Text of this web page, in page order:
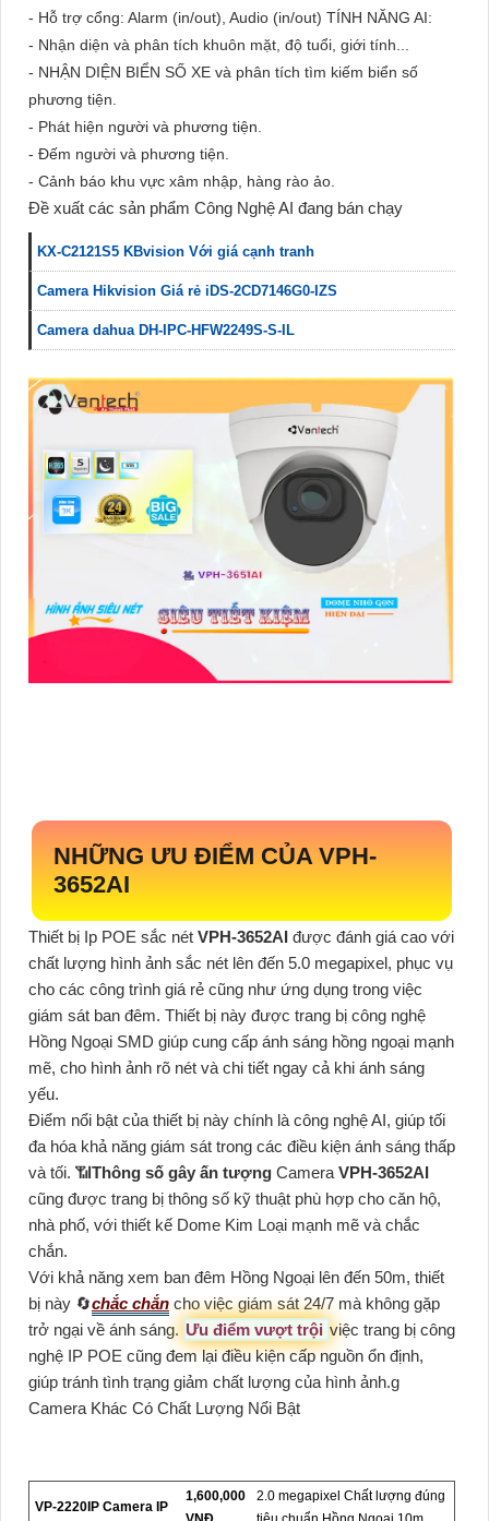
- Hỗ trợ cổng: Alarm (in/out), Audio (in/out) TÍNH NĂNG AI:
- Nhận diện và phân tích khuôn mặt, độ tuổi, giới tính...
- NHẬN DIỆN BIỂN SỐ XE và phân tích tìm kiếm biển số
phương tiện.
- Phát hiện người và phương tiện.
- Đếm người và phương tiện.
- Cảnh báo khu vực xâm nhập, hàng rào ảo.
Đề xuất các sản phẩm Công Nghệ AI đang bán chạy
KX-C2121S5 KBvision Với giá cạnh tranh
Camera Hikvision Giá rẻ iDS-2CD7146G0-IZS
Camera dahua DH-IPC-HFW2249S-S-IL
NHỮNG ƯU ĐIỂM CỦA VPH-
3652AI
Thiết bị Ip POE sắc nét VPH-3652AI được đánh giá cao với
chất lượng hình ảnh sắc nét lên đến 5.0 megapixel, phục vụ
cho các công trình giá rẻ cũng như ứng dụng trong việc
giám sát ban đêm. Thiết bị này được trang bị công nghệ
Hồng Ngoại SMD giúp cung cấp ánh sáng hồng ngoại mạnh
mẽ, cho hình ảnh rõ nét và chi tiết ngay cả khi ánh sáng
yếu.
Điểm nổi bật của thiết bị này chính là công nghệ AI, giúp tối
đa hóa khả năng giám sát trong các điều kiện ánh sáng thấp
và tối. 📶Thông số gây ấn tượng Camera VPH-3652AI
cũng được trang bị thông số kỹ thuật phù hợp cho căn hộ,
nhà phố, với thiết kế Dome Kim Loại mạnh mẽ và chắc
chắn.
Với khả năng xem ban đêm Hồng Ngoại lên đến 50m, thiết
bị này 🔄chắc chắn cho việc giám sát 24/7 mà không gặp
trở ngại về ánh sáng. Ưu điểm vượt trội việc trang bị công
nghệ IP POE cũng đem lại điều kiện cấp nguồn ổn định,
giúp tránh tình trạng giảm chất lượng của hình ảnh.g
Camera Khác Có Chất Lượng Nổi Bật
VP-2220IP Camera IP
1,600,000
2.0 megapixel Chất lượng đúng